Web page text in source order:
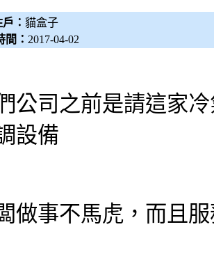
： 貓盒子
間： 2017-04-02
公司之前是請這家
設備
做事不馬虎，而且